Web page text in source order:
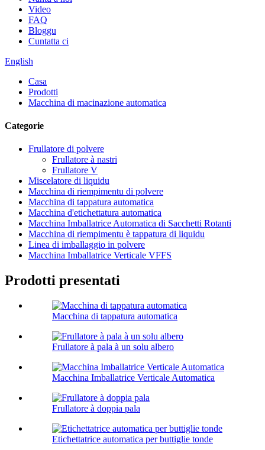
Video
FAQ
Bloggu
Cuntatta ci
English
Casa
Prodotti
Macchina di macinazione automatica
Categorie
Frullatore di polvere
Frullatore à nastri
Frullatore V
Miscelatore di liquidu
Macchina di riempimentu di polvere
Macchina di tappatura automatica
Macchina d'etichettatura automatica
Macchina Imballatrice Automatica di Sacchetti Rotanti
Macchina di riempimentu è tappatura di liquidu
Linea di imballaggio in polvere
Macchina Imballatrice Verticale VFFS
Prodotti presentati
Macchina di tappatura automatica
Frullatore à pala à un solu albero
Macchina Imballatrice Verticale Automatica
Frullatore à doppia pala
Etichettatrice automatica per buttiglie tonde